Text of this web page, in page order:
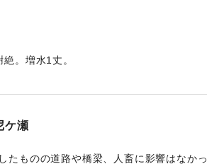
。増水1丈。
ケ瀬
たものの道路や橋梁、人畜に影響はなかっ